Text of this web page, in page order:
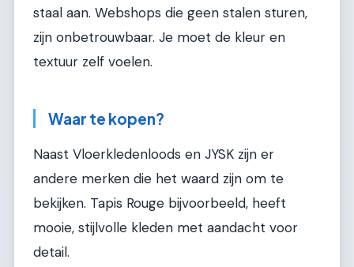
staal aan. Webshops die geen stalen sturen,
zijn onbetrouwbaar. Je moet de kleur en
textuur zelf voelen.
Waar te kopen?
Naast Vloerkledenloods en JYSK zijn er
andere merken die het waard zijn om te
bekijken. Tapis Rouge bijvoorbeeld, heeft
mooie, stijlvolle kleden met aandacht voor
detail.